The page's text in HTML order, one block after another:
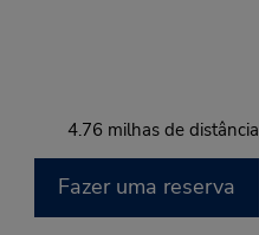
4.76 milhas de distância
Fazer uma reserva